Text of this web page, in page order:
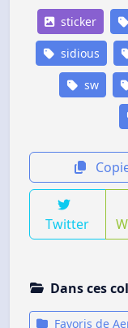
sticker
sidious
sw
Twitter
Dans ces
Favoris de